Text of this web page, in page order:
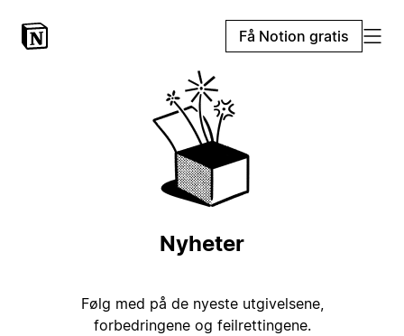
Få Notion gratis
Nyheter
Følg med på de nyeste utgivelsene,
forbedringene og feilrettingene.